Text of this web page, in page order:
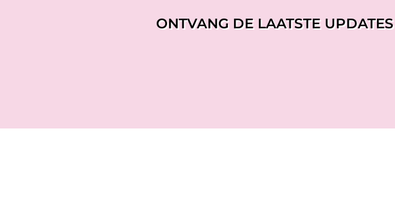
ONTVANG DE LAATSTE UPDATES